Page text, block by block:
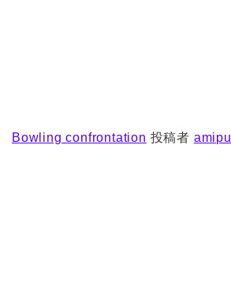
Bowling confrontation 投稿者 amipu